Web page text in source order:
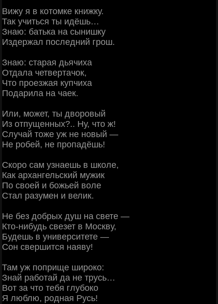
Вижу я в котомке книжку.
Так учиться ты идёшь…
Знаю: батька на сынишку
Издержал последний грош.
Знаю: старая дьячиха
Отдала четвертачок,
Что проезжая купчиха
Подарила на чаек.
Или, может, ты дворовый
Из отпущенных?.. Ну, что ж!
Случай тоже уж не новый —
Не робей, не пропадёшь!
Скоро сам узнаешь в школе,
Как архангельский мужик
По своей и божьей воле
Стал разумен и велик.
Не без добрых душ на свете —
Кто-нибудь свезет в Москву,
Будешь в университете —
Сон свершится наяву!
Там уж поприще широко:
Знай работай да не трусь…
Вот за что тебя глубоко
Я люблю, родная Русь!